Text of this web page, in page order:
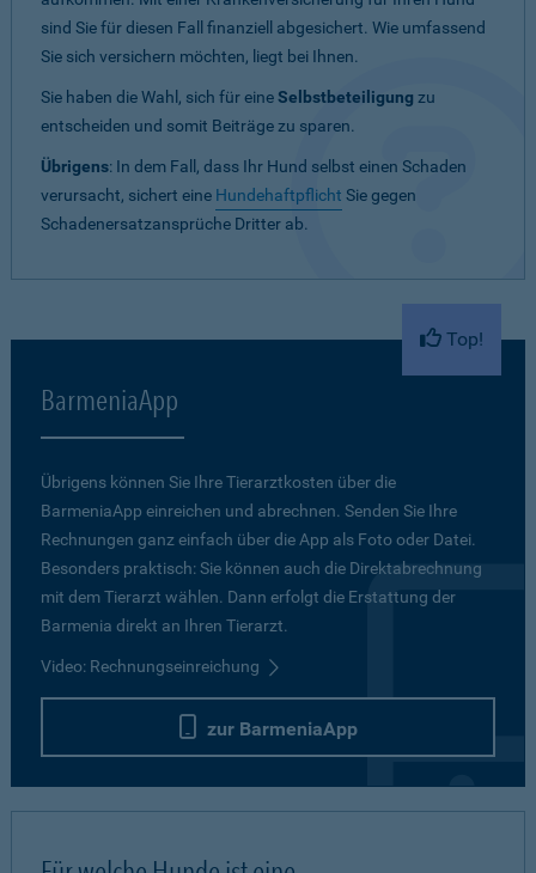
sind Sie für diesen Fall finanziell abgesichert. Wie umfassend
Sie sich versichern möchten, liegt bei Ihnen.
Sie haben die Wahl, sich für eineSelbstbeteiligung zu
entscheiden und somit Beiträge zu sparen.
Übrigens: In dem Fall, dass Ihr Hund selbst einen Schaden
verursacht, sichert eine Hundehaftpflicht Sie gegen
Schadenersatzansprüche Dritter ab.
Top!
BarmeniaApp
Übrigens können Sie Ihre Tierarztkosten über die
BarmeniaApp einreichen und abrechnen. Senden Sie Ihre
Rechnungen ganz einfach über die App als Foto oder Datei.
Besonders praktisch: Sie können auch die Direktabrechnung
mit dem Tierarzt wählen. Dann erfolgt die Erstattung der
Barmenia direkt an Ihren Tierarzt.
Video: Rechnungseinreichung
zur BarmeniaApp